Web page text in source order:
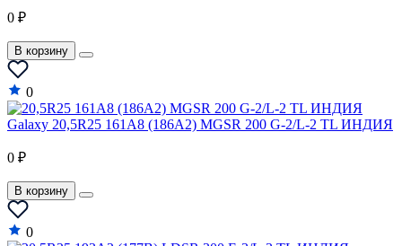
0 ₽
В корзину
0
Galaxy 20,5R25 161A8 (186A2) MGSR 200 G-2/L-2 TL ИНДИЯ
0 ₽
В корзину
0